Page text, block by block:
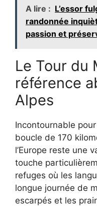
A lire : L’essor
randonnée
passion et
Le Tour du
référence
Alpes
Incontournable
boucle de 170
l’Europe reste une
touche
refuges où les
longue journée de
escarpés et les